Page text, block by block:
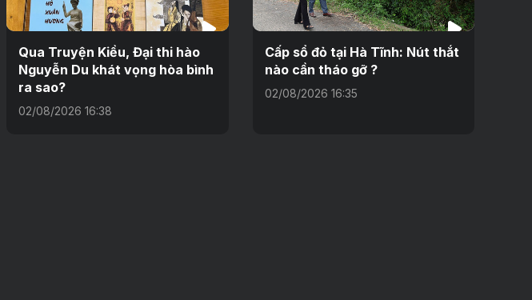
Qua Truyện Kiều, Đại thi hào
Nguyễn Du khát vọng hòa bình
ra sao?
02/08/2026 16:38
Cấp sổ đỏ tại Hà Tĩnh: Nút thắt
nào cần tháo gỡ ?
02/08/2026 16:35